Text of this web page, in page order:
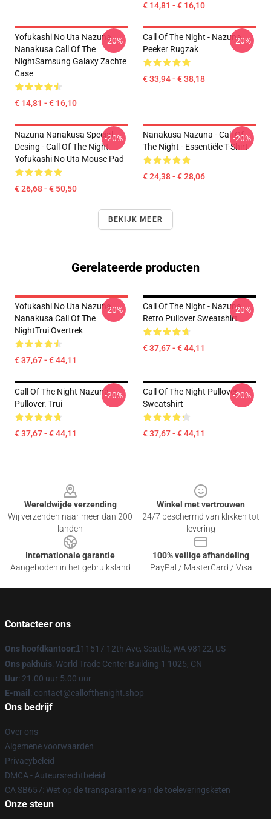
€ 14,81 - € 16,10
Yofukashi No Uta Nazuna
Nanakusa Call Of The
NightSamsung Galaxy Zachte
Case
€ 14,81 - € 16,10
-20%
Call Of The Night - Nazuna
Peeker Rugzak
€ 33,94 - € 38,18
-20%
Nazuna Nanakusa Special
Desing - Call Of The Night
Yofukashi No Uta Mouse Pad
€ 26,68 - € 50,50
-20%
Nanakusa Nazuna - Call Of
The Night - Essentiële T-Shirt
€ 24,38 - € 28,06
-20%
BEKIJK MEER
Gerelateerde producten
Yofukashi No Uta Nazuna
Nanakusa Call Of The
NightTrui Overtrek
€ 37,67 - € 44,11
-20%
Call Of The Night - Nazuna
Retro Pullover Sweatshirt
€ 37,67 - € 44,11
-20%
Call Of The Night Nazuna
Pullover. Trui
€ 37,67 - € 44,11
-20%
Call Of The Night Pullover
Sweatshirt
€ 37,67 - € 44,11
-20%
Wereldwijde verzending
Wij verzenden naar meer dan 200
landen
Winkel met vertrouwen
24/7 beschermd van klikken tot
levering
Internationale garantie
Aangeboden in het gebruiksland
100% veilige afhandeling
PayPal / MasterCard / Visa
Contacteer ons
Ons hoofdkantoor:1 11517 12th Ave, Seattle, WA 98122, US
Ons pakhuis: World Trade Center Building 1 1025, CN
Uur: 21.00 uur 5.00 uur
E-mail : contact@callofthenight.shop
Ons bedrijf
Over ons
Algemene voorwaarden
Privacybeleid
DMCA - Auteursrechtbeleid
CA SB657: Wet op de transparantie van de toeleveringsketen
Onze steun